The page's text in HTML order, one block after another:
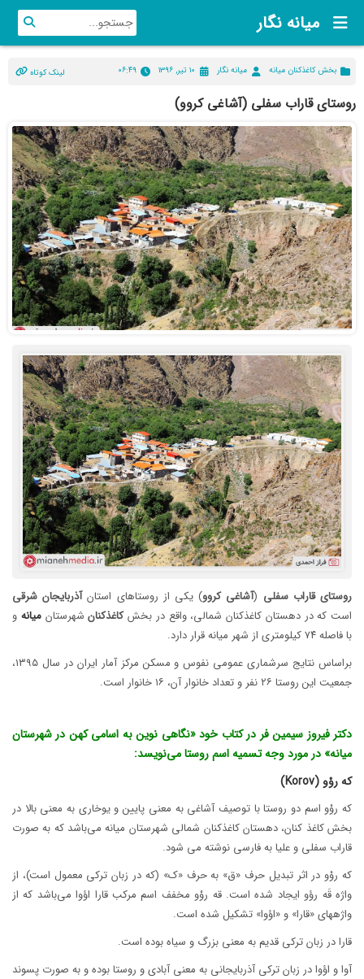
میانه نگار
بخش کاغذکنان میانه میانه نگار ۱۰ تیر, ۱۳۹۶ ۰۶:۴۹ لینک کوتاه
روستای قاراب سفلی (آشاغی کروو)
روستای قاراب سفلی (آشاغی کروو) یکی از روستاهای استانآذربایجان شرقی
است که در دهستان کاغذکنان شمالی، واقع در بخشکاغذکنانشهرستانمیانه و
با فاصله ۷۴ کیلومتری از شهر میانه قرار دارد.
براساس نتایج سرشماری عمومی نفوس و مسکن مرکز آمار ایران در سال ۱۳۹۵،
جمعیت این روستا ۲۶ نفر و تعداد خانوار آن، ۱۶ خانوار است.
دکتر فیروز سیمین فر در کتاب خود «نگاهی نوین به اسامی کهن در شهرستان
میانه» در مورد وجه تسمیه اسم روستا می‌نویسد:
که روْو (Korov)
که روْو اسم دو روستا با توصیف آشاغی به معنی پایین و یوخاری به معنی بالا در
بخش کاغذ کنان، دهستان کاغذکنان شمالی شهرستان میانه می‌باشد که به صورت
قاراب سفلی و علیا به فارسی نوشته می شود.
که روْو در اثر تبدیل حرف «ق» به حرف «ک» (که در زبان ترکی معمول است)، از
واژه قَه رؤو ایجاد شده است. قه روْو مخفف اسم مرکب قارا اؤوا می‌باشد که از
واژههای «قارا» و «اؤوا» تشکیل شده است.
قارا در زبان ترکی قدیم به معنی بزرگ و سیاه بوده است.
آوا و اؤوا در زبان ترکی آذربایجانی به معنی آبادی و روستا بوده و به صورت پسوند